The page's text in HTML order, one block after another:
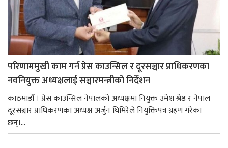
परिणाममुखी काम गर्न प्रेस काउन्सिल र दूरसञ्चार प्राधिकरणका
नवनियुक्त अध्यक्षलाई सञ्चारमन्त्रीको निर्देशन
काठमाडौँ । प्रेस काउन्सिल नेपालको अध्यक्षमा नियुक्त उमेश श्रेष्ठ र नेपाल
दूरसञ्चार प्राधिकरणका अध्यक्ष अर्जुन घिमिरेले नियुक्तिपत्र ग्रहण गरेका
छन्।...